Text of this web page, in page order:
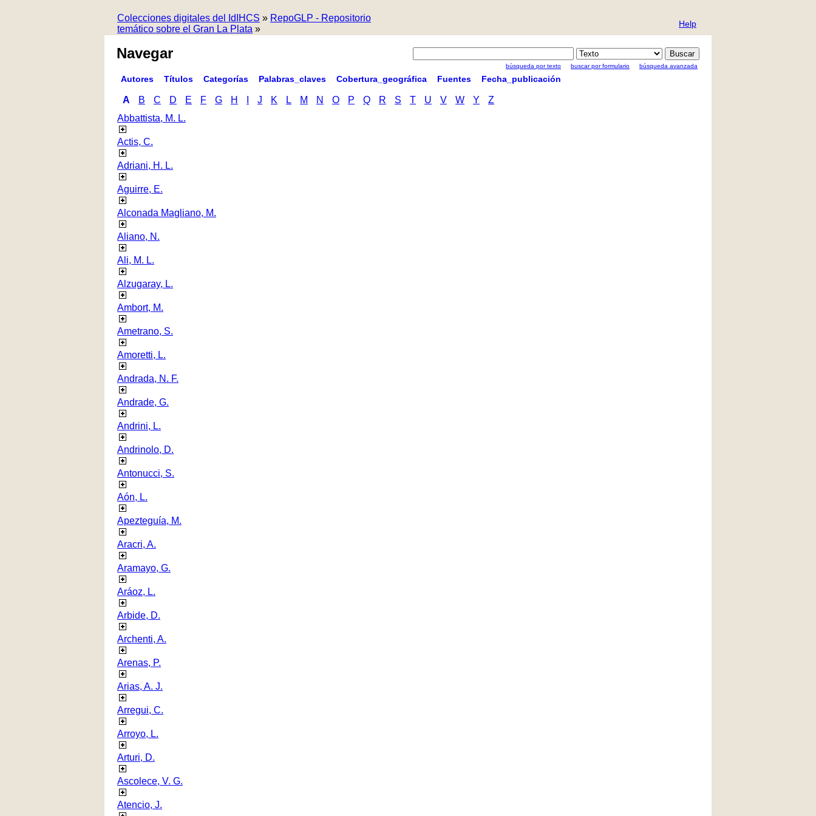
Colecciones digitales del IdIHCS » RepoGLP - Repositorio
temático sobre el Gran La Plata » Help
Navegar
búsqueda por texto buscar por formulario búsqueda avanzada
Autores Títulos Categorías Palabras_claves Cobertura_geográfica Fuentes Fecha_publicación
A B C D E F G H J K L M N O P Q R S T U V W Y
Z
Abbattista, M. L.
Actis, C.
Adriani, H. L.
Aguirre, E.
Alconada Magliano, M.
Aliano, N.
Ali, M. L.
Alzugaray, L.
Ambort, M.
Ametrano, S.
Amoretti, L.
Andrada, N. F.
Andrade, G.
Andrini, L.
Andrinolo, D.
Antonucci, S.
Aón, L.
Apezteguía, M.
Aracri, A.
Aramayo, G.
Aráoz, L.
Arbide, D.
Archenti, A.
Arenas, P.
Arias, A. J.
Arregui, C.
Arroyo, L.
Arturi, D.
Ascolece, V. G.
Atencio, J.